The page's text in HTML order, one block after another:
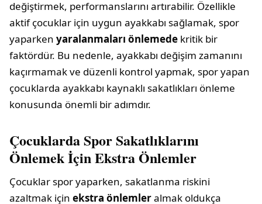
değiştirmek, performanslarını artırabilir. Özellikle
aktif çocuklar için uygun ayakkabı sağlamak, spor
yaparken yaralanmaları önlemede kritik bir
faktördür. Bu nedenle, ayakkabı değişim zamanını
kaçırmamak ve düzenli kontrol yapmak, spor yapan
çocuklarda ayakkabı kaynaklı sakatlıkları önleme
konusunda önemli bir adımdır.
Çocuklarda Spor Sakatlıklarını
Önlemek İçin Ekstra Önlemler
Çocuklar spor yaparken, sakatlanma riskini
azaltmak için ekstra önlemleralmak oldukça